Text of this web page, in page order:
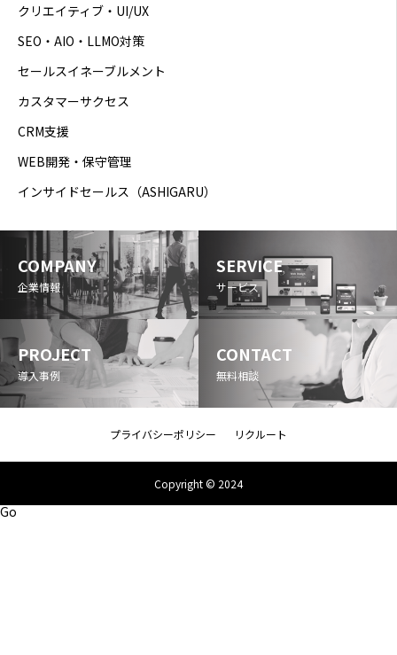
クリエイティブ・UI/UX
SEO・AIO・LLMO対策
セールスイネーブルメント
カスタマーサクセス
CRM支援
WEB開発・保守管理
インサイドセールス（ASHIGARU）
COMPANY
企業情報
SERVICE
サービス
PROJECT
導入事例
CONTACT
無料相談
プライバシーポリシー リクルート
Copyright © 2024
Go